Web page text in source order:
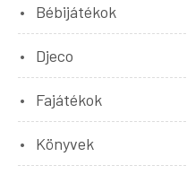
Bébijátékok
Djeco
Fajátékok
Könyvek